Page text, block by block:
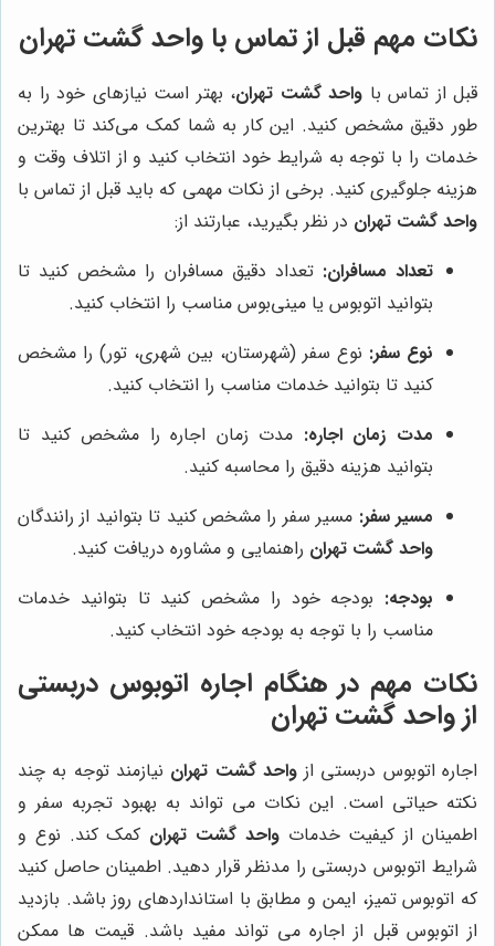
نکات مهم قبل از تماس با واحد گشت تهران
قبل از تماس با واحد گشت تهران، بهتر است نیازهای خود را به
طور دقیق مشخص کنید. این کار به شما کمک می‌کند تا بهترین
خدمات را با توجه به شرایط خود انتخاب کنید و از اتلاف وقت و
هزینه جلوگیری کنید. برخی از نکات مهمی که باید قبل از تماس با
واحد گشت تهران در نظر بگیرید، عبارتند از:
تعداد مسافران: تعداد دقیق مسافران را مشخص کنید تا
بتوانید اتوبوس یا مینی‌بوس مناسب را انتخاب کنید.
نوع سفر: نوع سفر (شهرستان، بین شهری، تور) را مشخص
کنید تا بتوانید خدمات مناسب را انتخاب کنید.
مدت زمان اجاره: مدت زمان اجاره را مشخص کنید تا
بتوانید هزینه دقیق را محاسبه کنید.
مسیر سفر: مسیر سفر را مشخص کنید تا بتوانید از رانندگان
واحد گشت تهران راهنمایی و مشاوره دریافت کنید.
بودجه: بودجه خود را مشخص کنید تا بتوانید خدمات
مناسب را با توجه به بودجه خود انتخاب کنید.
نکات مهم در هنگام اجاره اتوبوس دربستی
از واحد گشت تهران
اجاره اتوبوس دربستی ازواحد گشت تهران نیازمند توجه به چند
نکته حیاتی است. این نکات می تواند به بهبود تجربه سفر و
اطمینان از کیفیت خدماتواحد گشت تهران کمک کند. نوع و
شرایط اتوبوس دربستی را مدنظر قرار دهید. اطمینان حاصل کنید
که اتوبوس تمیز، ایمن و مطابق با استانداردهای روز باشد. بازدید
از اتوبوس قبل از اجاره می تواند مفید باشد. قیمت ها ممکن